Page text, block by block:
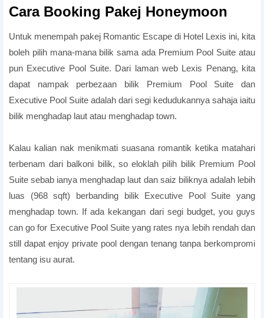
Cara Booking Pakej Honeymoon
Untuk menempah pakej Romantic Escape di Hotel Lexis ini, kita
boleh pilih mana-mana bilik sama ada Premium Pool Suite atau
pun Executive Pool Suite. Dari laman web Lexis Penang, kita
dapat nampak perbezaan bilik Premium Pool Suite dan
Executive Pool Suite adalah dari segi kedudukannya sahaja iaitu
bilik menghadap laut atau menghadap town.
Kalau kalian nak menikmati suasana romantik ketika matahari
terbenam dari balkoni bilik, so eloklah pilih bilik Premium Pool
Suite sebab ianya menghadap laut dan saiz biliknya adalah lebih
luas (968 sqft) berbanding bilik Executive Pool Suite yang
menghadap town. If ada kekangan dari segi budget, you guys
can go for Executive Pool Suite yang rates nya lebih rendah dan
still dapat enjoy private pool dengan tenang tanpa berkompromi
tentang isu aurat.